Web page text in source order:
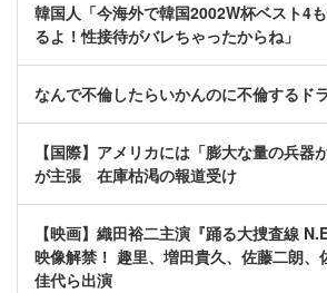
韓国人「今海外で韓国2002W杯ベスト4
るよ！性接待がバレちゃったからね」
なんで不倫したらいかんのに不倫するド
【国際】アメリカには「膨大な量の兵器
が主張 在庫枯渇の報道受け
【映画】織田裕二主演『踊る大捜査線
映像解禁！ 趣里、増田貴久、佐藤二朗、
佳代ら出演